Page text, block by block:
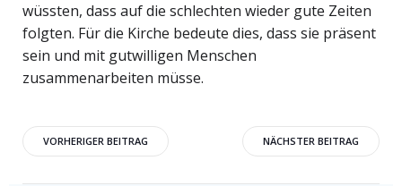
wüssten, dass auf die schlechten wieder gute Zeiten
folgten. Für die Kirche bedeute dies, dass sie präsent
sein und mit gutwilligen Menschen
zusammenarbeiten müsse.
Beitragsnavigation
VORHERIGER BEITRAG NÄCHSTER BEITRAG